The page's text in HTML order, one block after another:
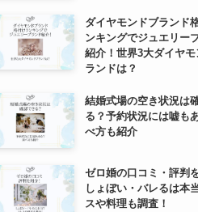
ダイヤモンドブランド
ンキングでジュエリー
紹介！世界3大ダイヤモ
ランドは？
結婚式場の空き状況は
る？予約状況には嘘も
べ方も紹介
ゼロ婚の口コミ・評判
しょぼい・バレるは本
スや料理も調査！